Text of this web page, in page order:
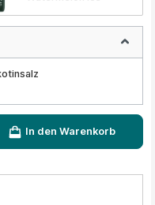
benutze die Schaltflächen um die
In den Warenkorb